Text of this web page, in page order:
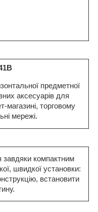
предметної
аксесуарів для
магазині, торговому
мережі.
завдяки компактним
швидкої установки:
встановити